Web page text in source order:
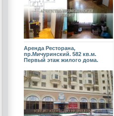
Аренда Ресторана,
пр.Мичуринский. 582 кв.м.
Первый этаж жилого дома.